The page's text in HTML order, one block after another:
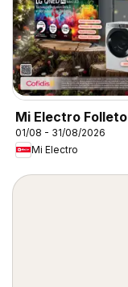
Mi Electro Folleto
01/08 - 31/08/2026
Mi Electro